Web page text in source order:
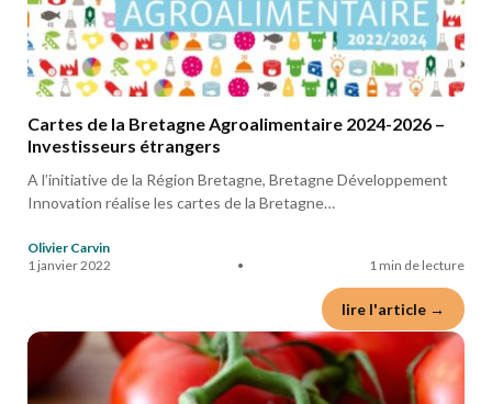
Cartes de la Bretagne Agroalimentaire 2024-2026 –
Investisseurs étrangers
A l’initiative de la Région Bretagne, Bretagne Développement
Innovation réalise les cartes de la Bretagne…
Olivier Carvin
1 janvier 2022
• 1 min de lecture
lire l'article →